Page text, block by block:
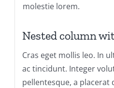
molestie lorem.
Nested column
Cras eget mollis leo. In
ac tincidunt. Integer
pellentesque, a